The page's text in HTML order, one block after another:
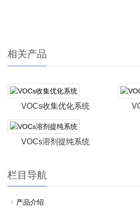
相关产品
VOCs收集优化系统
VOCs溶剂提纯系统
栏目导航
产品介绍